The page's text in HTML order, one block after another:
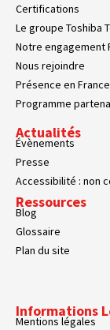
Certifications
Le groupe Toshiba
Notre engagement
Nous rejoindre
Présence en France
Programme
Actualités
Évènements
Presse
Accessibilité : non
Ressources
Blog
Glossaire
Plan du site
Informations
Mentions légales